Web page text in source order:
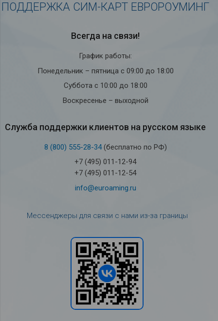
ПОДДЕРЖКА СИМ-КАРТ ЕВРОРОУМИНГ
Всегда на связи!
График работы:
Понедельник – пятница с 09:00 до 18:00
Суббота с 10:00 до 18:00
Воскресенье – выходной
Служба под­держки кли­ен­тов на рус­ском языке
8 (800) 555-28-34(бесплатно по РФ)
+7 (495) 011-12-94
+7 (495) 011-12-54
info@euroaming.ru
Мессенджеры для связи с нами из-за границы